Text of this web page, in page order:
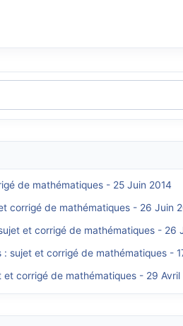
de mathématiques - 25 Juin 2014
corrigé de mathématiques - 26 Juin
et corrigé de mathématiques - 26
sujet et corrigé de mathématiques -
corrigé de mathématiques - 29 Avril